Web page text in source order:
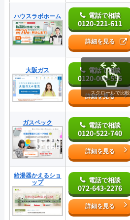
ハウスラボホーム 電話で相談
0120-221-611
詳細を見る
大阪ガス 電話で相談
0120-000-555
詳細を見る
ガスペック 電話で相談
0120-522-740
詳細を見る
給湯器かえるショ
ップ
電話で相談
072-643-2276
詳細を見る
スクロールで比較